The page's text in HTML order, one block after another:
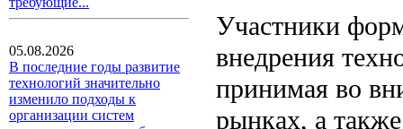
05.08.2026
В последние годы развитие
технологий значительно
изменило подходы к
организации систем
Участники
внедрения
принимая во
рынках, а